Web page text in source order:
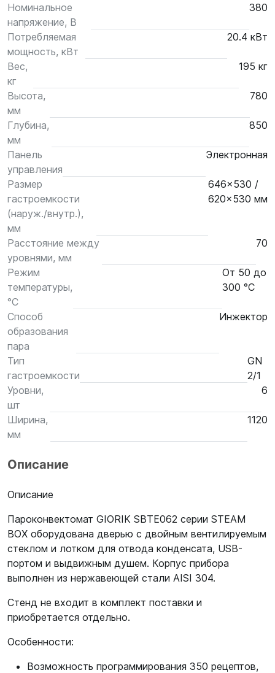
Номинальное
напряжение, В
380
Потребляемая
мощность, кВт
20.4 кВт
Вес,
кг
195 кг
Высота,
мм
780
Глубина,
мм
850
Панель
управления
Электронная
Размер
гастроемкости
(наруж./внутр.),
мм
646x530 /
620x530 мм
Расстояние между
уровнями, мм
70
Режим
температуры,
°С
От 50 до
300 °С
Способ
образования
пара
Инжектор
Тип
гастроемкости
GN
2/1
Уровни,
шт
6
Ширина,
мм
1120
Описание
Описание
Пароконвектомат GIORIK SBTE062 серии STEAM
BOX оборудована дверью с двойным вентилируемым
стеклом и лотком для отвода конденсата, USB-
портом и выдвижным душем. Корпус прибора
выполнен из нержавеющей стали AISI 304.
Стенд не входит в комплект поставки и
приобретается отдельно.
Особенности:
Возможность программирования 350 рецептов,